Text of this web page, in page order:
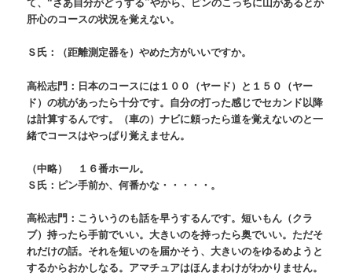
肝心のコースの状況を覚えない。
Ｓ氏：（距離測定器を）やめた方がいいですか。
高松志門：日本のコースには１００（ヤード）と１５０（ヤー
ド）の杭があったら十分です。自分の打った感じでセカンド以降
は計算するんです。（車の）ナビに頼ったら道を覚えないのと一
緒でコースはやっぱり覚えません。
（中略） １６番ホール。
Ｓ氏：ピン手前か、何番かな・・・・・。
高松志門：こういうのも話を早うするんです。短いもん（クラ
ブ）持ったら手前でいい。大きいのを持ったら奥でいい。ただそ
れだけの話。それを短いのを届かそう、大きいのをゆるめようと
するからおかしなる。アマチュアはほんまわけがわかりません。